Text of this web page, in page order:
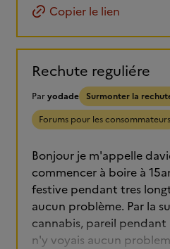
Copier le lien
Rechute reguliére
Paryodade Surmonter la
Forums pour les consommateurs
Bonjour je m'appelle
commencer à boire à
festive pendant tres
aucun problème. Par la
cannabis, pareil
n'y voyais aucun